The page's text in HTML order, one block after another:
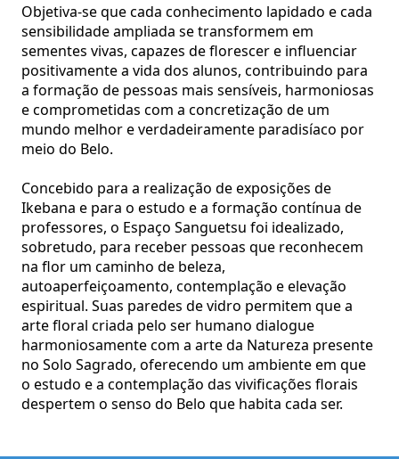
Objetiva-se que cada conhecimento lapidado e cada
sensibilidade ampliada se transformem em
sementes vivas, capazes de florescer e influenciar
positivamente a vida dos alunos, contribuindo para
a formação de pessoas mais sensíveis, harmoniosas
e comprometidas com a concretização de um
mundo melhor e verdadeiramente paradisíaco por
meio do Belo.
Concebido para a realização de exposições de
Ikebana e para o estudo e a formação contínua de
professores, o Espaço Sanguetsu foi idealizado,
sobretudo, para receber pessoas que reconhecem
na flor um caminho de beleza,
autoaperfeiçoamento, contemplação e elevação
espiritual. Suas paredes de vidro permitem que a
arte floral criada pelo ser humano dialogue
harmoniosamente com a arte da Natureza presente
no Solo Sagrado, oferecendo um ambiente em que
o estudo e a contemplação das vivificações florais
despertem o senso do Belo que habita cada ser.